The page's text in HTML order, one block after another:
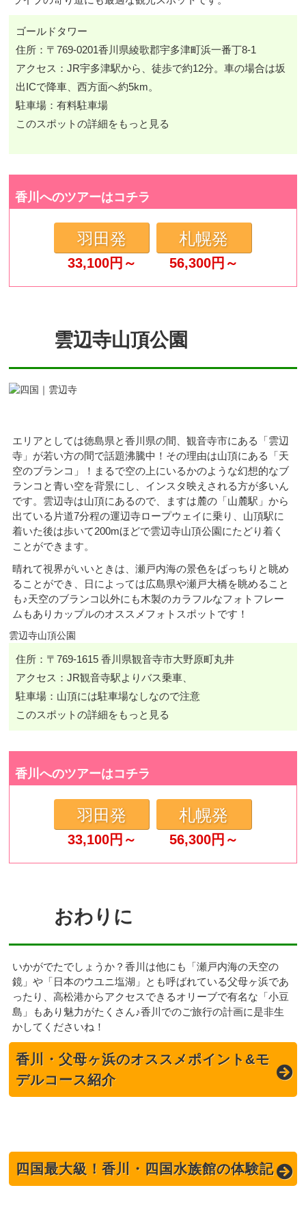
ゴールドタワー
住所：〒769-0201香川県綾歌郡宇多津町浜一番丁8-1
アクセス：JR宇多津駅から、徒歩で約12分。車の場合は坂
出ICで降車、西方面へ約5km。
駐車場：有料駐車場
このスポットの詳細をもっと見る
香川へのツアーはコチラ
羽田発
33,100円～
札幌発
56,300円～
雲辺寺山頂公園
エリアとしては徳島県と香川県の間、観音寺市にある「雲辺
寺」が若い方の間で話題沸騰中！その理由は山頂にある「天
空のブランコ」！まるで空の上にいるかのような幻想的なブ
ランコと青い空を背景にし、インスタ映えされる方が多いん
です。雲辺寺は山頂にあるので、ますは麓の「山麓駅」から
出ている片道7分程の運辺寺ロープウェイに乗り、山頂駅に
着いた後は歩いて200mほどで雲辺寺山頂公園にたどり着く
ことができます。
晴れて視界がいいときは、瀬戸内海の景色をばっちりと眺め
ることができ、日によっては広島県や瀬戸大橋を眺めること
も♪天空のブランコ以外にも木製のカラフルなフォトフレー
ムもありカップルのオススメフォトスポットです！
雲辺寺山頂公園
住所：〒769-1615 香川県観音寺市大野原町丸井
アクセス：JR観音寺駅よりバス乗車、
駐車場：山頂には駐車場なしなので注意
このスポットの詳細をもっと見る
香川へのツアーはコチラ
羽田発
33,100円～
札幌発
56,300円～
おわりに
いかがでたでしょうか？香川は他にも「瀬戸内海の天空の
鏡」や「日本のウユニ塩湖」とも呼ばれている父母ヶ浜であ
ったり、高松港からアクセスできるオリーブで有名な「小豆
島」もあり魅力がたくさん♪香川でのご旅行の計画に是非生
かしてくださいね！
香川・父母ヶ浜のオススメポイント&モ
デルコース紹介
四国最大級！香川・四国水族館の体験記